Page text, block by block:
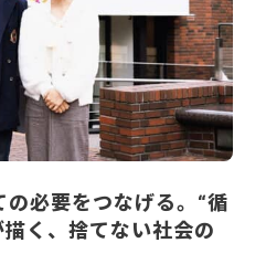
の必要をつなげる。“循
く、捨てない社会の